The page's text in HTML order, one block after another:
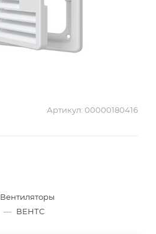
Артикул: 00000180416
Вентиляторы
— ВЕНТС